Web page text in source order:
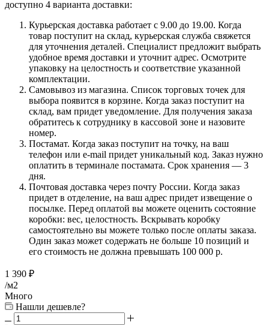
доступно 4 варианта доставки:
Курьерская доставка работает с 9.00 до 19.00. Когда
товар поступит на склад, курьерская служба свяжется
для уточнения деталей. Специалист предложит выбрать
удобное время доставки и уточнит адрес. Осмотрите
упаковку на целостность и соответствие указанной
комплектации.
Самовывоз из магазина. Список торговых точек для
выбора появится в корзине. Когда заказ поступит на
склад, вам придет уведомление. Для получения заказа
обратитесь к сотруднику в кассовой зоне и назовите
номер.
Постамат. Когда заказ поступит на точку, на ваш
телефон или e-mail придет уникальный код. Заказ нужно
оплатить в терминале постамата. Срок хранения — 3
дня.
Почтовая доставка через почту России. Когда заказ
придет в отделение, на ваш адрес придет извещение о
посылке. Перед оплатой вы можете оценить состояние
коробки: вес, целостность. Вскрывать коробку
самостоятельно вы можете только после оплаты заказа.
Один заказ может содержать не больше 10 позиций и
его стоимость не должна превышать 100 000 р.
1 390 ₽
/м2
Много
Нашли дешевле?